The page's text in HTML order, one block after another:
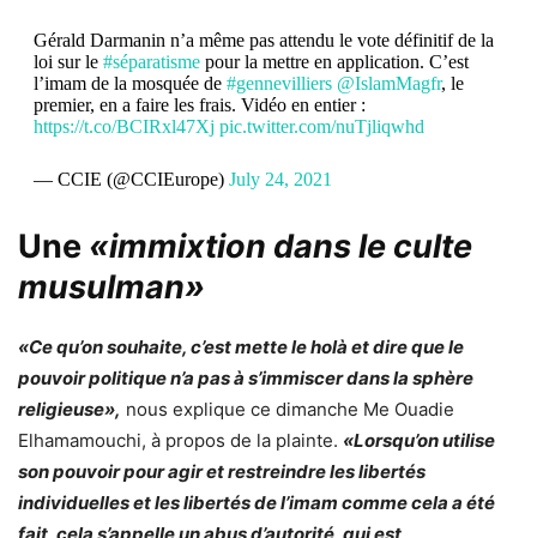
Gérald Darmanin n’a même pas attendu le vote définitif de la
loi sur le #séparatismepour la mettre en application. C’est
l’imam de la mosquée de #gennevilliers @IslamMagfr, le
premier, en a faire les frais. Vidéo en entier :
https://t.co/BCIRxl47Xj pic.twitter.com/nuTjliqwhd
— CCIE (@CCIEurope) July 24, 2021
Une «immixtion dans le culte
musulman»
«Ce qu’on souhaite, c’est mette le holà et dire que le
pouvoir politique n’a pas à s’immiscer dans la sphère
religieuse», nous explique ce dimanche Me Ouadie
Elhamamouchi, à propos de la plainte. «Lorsqu’on utilise
son pouvoir pour agir et restreindre les libertés
individuelles et les libertés de l’imam comme cela a été
fait, cela s’appelle un abus d’autorité, qui est